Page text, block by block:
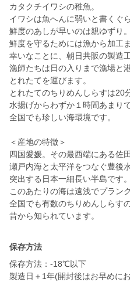
カタクチイワシの稚魚。
イワシは魚へんに弱いと書くぐ
鮮度のあしが早いのは親ゆずり。
鮮度を守るためには漁から加工
幸いなことに、朝日共販の製造
漁師たちは日の入りまで漁場と
とれたてを運びます。
とれたてのちりめんしらすは20
水揚げからわずか１時間あまり
全国でも珍しい海環境です。
＜産地の特徴＞
四国愛媛。その最西端にある佐
瀬戸内海と太平洋をつなぐ豊後
突出する日本一細長い半島です。
このあたりの海は遠浅でプラン
全国でも有数のちりめんしらす
保存方法
保存方法：-18℃以下
製造日＋1年(開封後はお早めに